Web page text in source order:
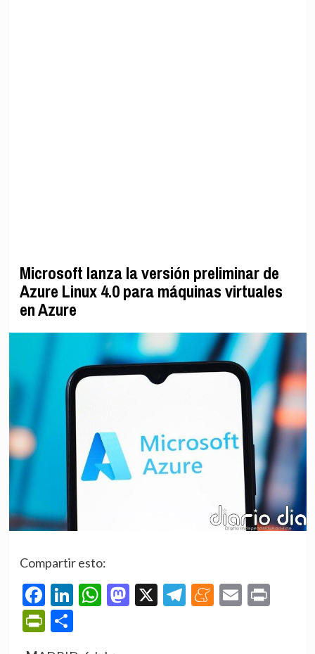
Microsoft lanza la versión preliminar de
Azure Linux 4.0 para máquinas virtuales
en Azure
Compartir esto:
Facebook
LinkedIn
WhatsApp
Mastodon
X Telegram
Meneame
Email
PrintFriendly
Compartir